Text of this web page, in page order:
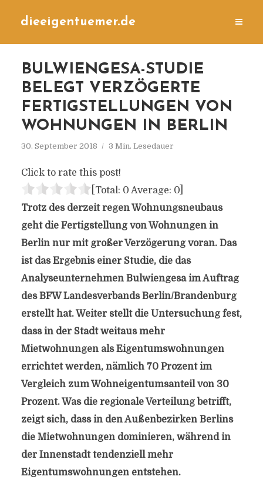
dieeigentuemer.de
BULWIENGESA-STUDIE
BELEGT VERZÖGERTE
FERTIGSTELLUNGEN VON
WOHNUNGEN IN BERLIN
30. September 2018 3 Min. Lesedauer
Click to rate this post!
[Total: 0 Average: 0]
Trotz des derzeit regen Wohnungsneubaus
geht die Fertigstellung von Wohnungen in
Berlin nur mit großer Verzögerung voran. Das
ist das Ergebnis einer Studie, die das
Analyseunternehmen Bulwiengesa im Auftrag
des BFW Landesverbands Berlin/Brandenburg
erstellt hat. Weiter stellt die Untersuchung fest,
dass in der Stadt weitaus mehr
Mietwohnungen als Eigentumswohnungen
errichtet werden, nämlich 70 Prozent im
Vergleich zum Wohneigentumsanteil von 30
Prozent. Was die regionale Verteilung betrifft,
zeigt sich, dass in den Außenbezirken Berlins
die Mietwohnungen dominieren, während in
der Innenstadt tendenziell mehr
Eigentumswohnungen entstehen.